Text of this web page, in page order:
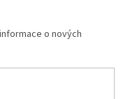
o nových